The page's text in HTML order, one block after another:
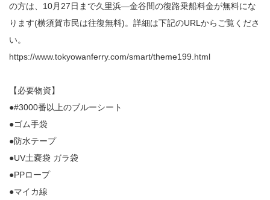
の方は、10月27日まで久里浜―金谷間の復路乗船料金が無料にな
ります(横須賀市民は往復無料)。詳細は下記のURLからご覧くださ
い。
https://www.tokyowanferry.com/smart/theme199.html
【必要物資】
●#3000番以上のブルーシート
●ゴム手袋
●防水テープ
●UV土嚢袋 ガラ袋
●PPロープ
●マイカ線